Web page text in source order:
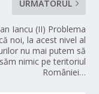
URMĂTORUL
Iancu (II) Problema
noi, la acest nivel al
nu mai putem să
nimic pe teritoriul
României…